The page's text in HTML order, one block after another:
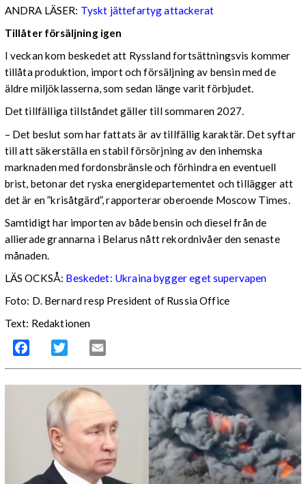
ANDRA LÄSER: Tyskt jättefartyg attackerat
Tillåter försäljning igen
I veckan kom beskedet att Ryssland fortsättningsvis kommer
tillåta produktion, import och försäljning av bensin med de
äldre miljöklasserna, som sedan länge varit förbjudet.
Det tillfälliga tillståndet gäller till sommaren 2027.
– Det beslut som har fattats är av tillfällig karaktär. Det syftar
till att säkerställa en stabil försörjning av den inhemska
marknaden med fordonsbränsle och förhindra en eventuell
brist, betonar det ryska energidepartementet och tillägger att
det är en ”krisåtgärd”, rapporterar oberoende Moscow Times.
Samtidigt har importen av både bensin och diesel från de
allierade grannarna i Belarus nått rekordnivåer den senaste
månaden.
LÄS OCKSÅ: Beskedet: Ukraina bygger eget supervapen
Foto: D. Bernard resp President of Russia Office
Text: Redaktionen
Facebook Twitter